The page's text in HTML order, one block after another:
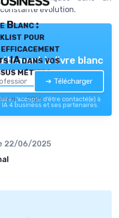
évolution.
Blanc :
pour
IA dans vos
métiers
— 2026
le livre blanc
➔ Télécharger
j’accepte d’être contacté(e) à
4 business et ses partenaires.
22/06/2025